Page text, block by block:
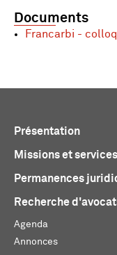
Documents
Francarbi -
Présentation
Missions et services
Permanences
Recherche
Agenda
Annonces